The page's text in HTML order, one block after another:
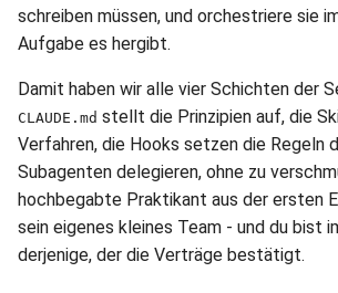
schreiben müssen, und orchestriere sie
Aufgabe es hergibt.
Damit haben wir alle vier Schichten der
CLAUDE.md stellt die Prinzipien auf, die
Verfahren, die Hooks setzen die Regeln
Subagenten delegieren, ohne zu
hochbegabte Praktikant aus der ersten
sein eigenes kleines Team - und du bist
derjenige, der die Verträge bestätigt.